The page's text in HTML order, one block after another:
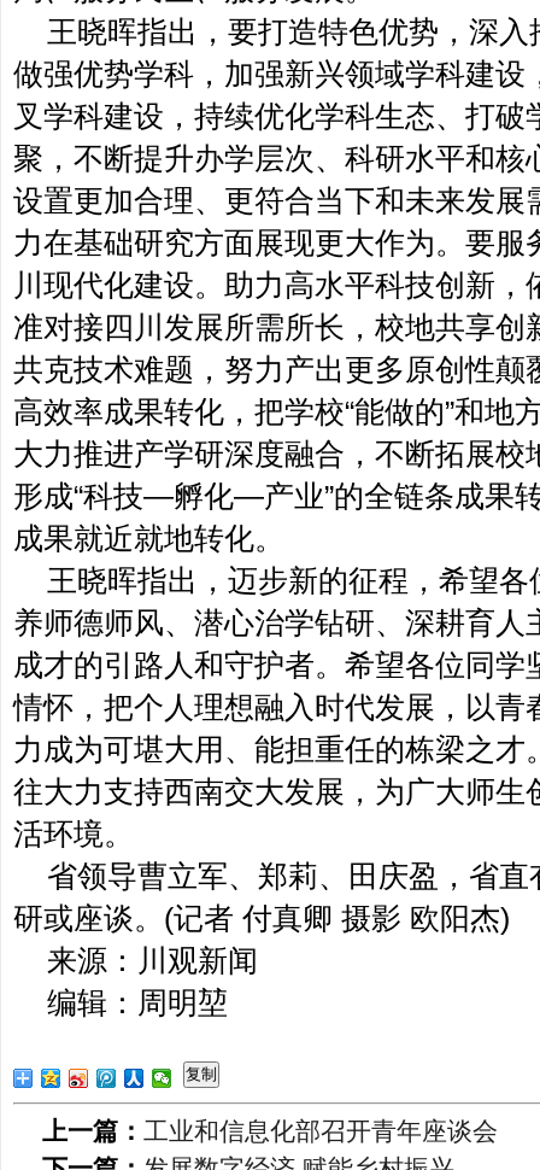
王晓晖指出，要打造特色优势，深入
做强优势学科，加强新兴领域学科建设
叉学科建设，持续优化学科生态、打破
聚，不断提升办学层次、科研水平和核
设置更加合理、更符合当下和未来发展
力在基础研究方面展现更大作为。要
川现代化建设。助力高水平科技创新
准对接四川发展所需所长，校地共享创
共克技术难题，努力产出更多原创性颠
高效率成果转化，把学校“能做的”和地
大力推进产学研深度融合，不断拓展校
形成“科技—孵化—产业”的全链条成果
成果就近就地转化。
王晓晖指出，迈步新的征程，希望
养师德师风、潜心治学钻研、深耕育人
成才的引路人和守护者。希望各位同
情怀，把个人理想融入时代发展，以青
力成为可堪大用、能担重任的栋梁之
往大力支持西南交大发展，为广大师生
活环境。
省领导曹立军、郑莉、田庆盈，省
研或座谈。(记者 付真卿 摄影 欧阳杰)
来源：川观新闻
编辑：周明堃
复制
上一篇： 工业和信息化部召开青年座谈会